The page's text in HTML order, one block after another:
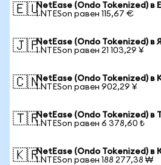
🇪🇺NetEase (Ondo Tokenized) в
1 NTESon равен 115,67 €
🇯🇵NetEase (Ondo Tokenized) в
1 NTESon равен 21 103,29 ¥
🇨🇳NetEase (Ondo Tokenized) в
1 NTESon равен 902,29 ¥
🇹🇷NetEase (Ondo Tokenized) в
1 NTESon равен 6 378,60 ₺
🇰🇷NetEase (Ondo Tokenized)
1 NTESon равен 188 277,38 ₩